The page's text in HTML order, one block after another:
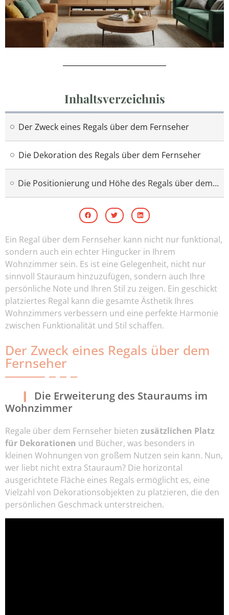
Inhaltsverzeichnis
Der Zweck eines Regals über dem Fernseher
Die Dekoration des Regals über dem Fernseher
Die Positionierung und Höhe des Regals über dem Fernseher
Ein Regal über dem Fernseher kann nicht nur funktional,
sondern auch ein echter Hingucker in Ihrem
Wohnzimmer sein. Es ist eine Gelegenheit, nicht nur
sinnvoll Stauraum hinzuzufügen, sondern auch Ihre
persönliche Note und Ihren Stil zu zeigen. Ein geschickt
platziertes Regal kann die gesamte Ästhetik Ihres
Wohnzimmers verbessern und eine perfekte Harmonie
zwischen Funktionalität und Stil schaffen.
Der Zweck eines Regals über dem
Fernseher
Die Erweiterung des Stauraums im
Wohnzimmer
Regale über dem Fernseher bieten zusätzlichen Platz
für Dekorationen und Bücher, was besonders in
kleinen Wohnungen von großem Nutzen sein kann. Nun,
wer liebt nicht extra Stauraum? Die horizontal
ausgerichtete Fläche eines Regals ermöglicht es, eine
Vielzahl von Dekorationsobjekten zu platzieren, die den
persönlichen Geschmack unterstreichen.